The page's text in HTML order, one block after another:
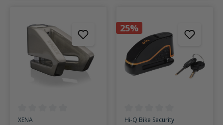
Durchschnittliche Bewertung von 0 von 5 Sternen
XENA
25%
Durchschnittliche Bewertung
Hi-Q Bike Security